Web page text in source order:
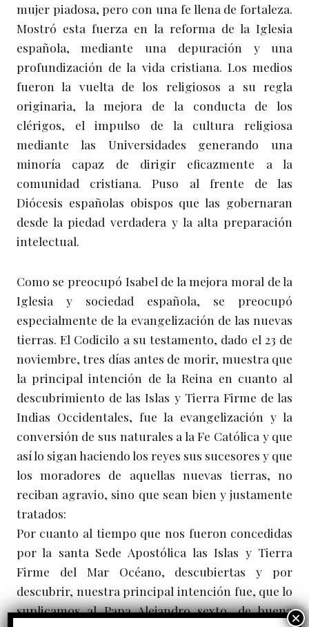
mujer piadosa, pero con una fe llena de fortaleza.
Mostró esta fuerza en la reforma de la Iglesia
española, mediante una depuración y una
profundización de la vida cristiana. Los medios
fueron la vuelta de los religiosos a su regla
originaria, la mejora de la conducta de los
clérigos, el impulso de la cultura religiosa
mediante las Universidades generando una
minoría capaz de dirigir eficazmente a la
comunidad cristiana. Puso al frente de las
Diócesis españolas obispos que las gobernaran
desde la piedad verdadera y la alta preparación
intelectual.
Como se preocupó Isabel de la mejora moral de la
Iglesia y sociedad española, se preocupó
especialmente de la evangelización de las nuevas
tierras. El Codicilo a su testamento, dado el 23 de
noviembre, tres días antes de morir, muestra que
la principal intención de la Reina en cuanto al
descubrimiento de las Islas y Tierra Firme de las
Indias Occidentales, fue la evangelización y la
conversión de sus naturales a la Fe Católica y que
así lo sigan haciendo los reyes sus sucesores y que
los moradores de aquellas nuevas tierras, no
reciban agravio, sino que sean bien y justamente
tratados:
Por cuanto al tiempo que nos fueron concedidas
por la santa Sede Apostólica las Islas y Tierra
Firme del Mar Océano, descubiertas y por
descubrir, nuestra principal intención fue, que lo
suplicamos al Papa Alejandro sexto, de buena